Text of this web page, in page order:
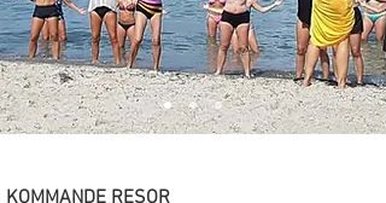
KOMMANDE RESOR